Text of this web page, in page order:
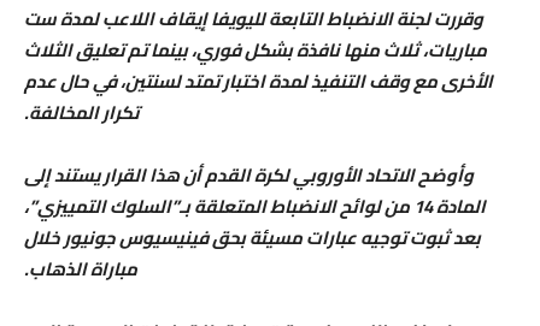
وقررت لجنة الانضباط التابعة لليويفا إيقاف اللاعب لمدة ست
مباريات، ثلاث منها نافذة بشكل فوري، بينما تم تعليق الثلاث
الأخرى مع وقف التنفيذ لمدة اختبار تمتد لسنتين، في حال عدم
تكرار المخالفة.
وأوضح الاتحاد الأوروبي لكرة القدم أن هذا القرار يستند إلى
المادة 14 من لوائح الانضباط المتعلقة بـ”السلوك التمييزي”،
بعد ثبوت توجيه عبارات مسيئة بحق فينيسيوس جونيور خلال
مباراة الذهاب.